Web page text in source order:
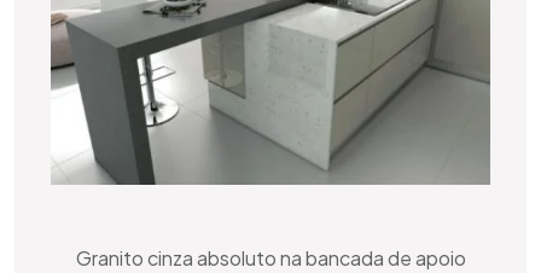
Granito cinza absoluto na bancada de apoio